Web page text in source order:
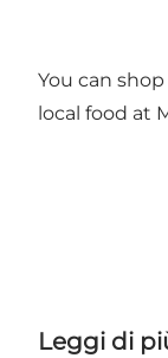
You can
local food at
Leggi di